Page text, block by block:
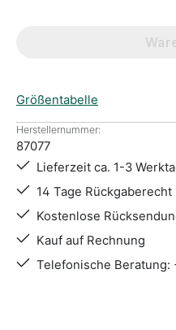
Größentabelle
Herstellernummer:
87077
Lieferzeit ca. 1-3
14 Tage Rückgaberecht
Kostenlose
Kauf auf Rechnung
Telefonische Beratung: